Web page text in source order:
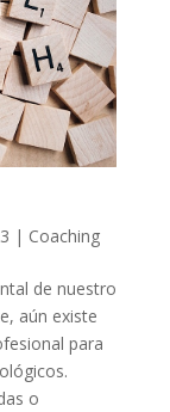
| Coaching
de nuestro
aún existe
para
o